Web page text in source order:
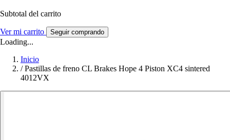
Subtotal del carrito
Ver mi carrito Seguir comprando
Loading...
Inicio
/ Pastillas de freno CL Brakes Hope 4 Piston XC4 sintered
4012VX